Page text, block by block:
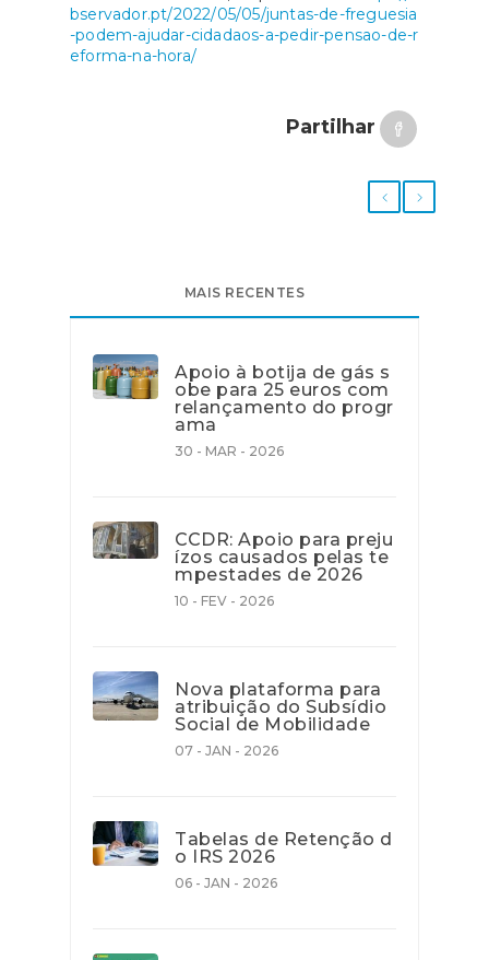
bservador.pt/2022/05/05/juntas-de-freguesia
-podem-ajudar-cidadaos-a-pedir-pensao-de-r
eforma-na-hora/
Partilhar
MAIS RECENTES
Apoio à botija de gás s
obe para 25 euros com
relançamento do progr
ama
30 - MAR - 2026
CCDR: Apoio para preju
ízos causados pelas te
mpestades de 2026
10 - FEV - 2026
Nova plataforma para
atribuição do Subsídio
Social de Mobilidade
07 - JAN - 2026
Tabelas de Retenção d
o IRS 2026
06 - JAN - 2026